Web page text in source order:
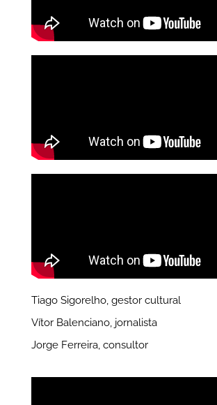
Tiago Sigorelho, gestor cultural
Vítor Balenciano, jornalista
Jorge Ferreira, consultor